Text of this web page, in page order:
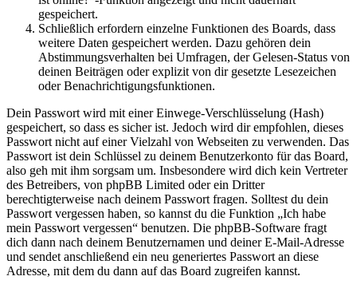
gespeichert.
Schließlich erfordern einzelne Funktionen des Boards, dass
weitere Daten gespeichert werden. Dazu gehören dein
Abstimmungsverhalten bei Umfragen, der Gelesen-Status von
deinen Beiträgen oder explizit von dir gesetzte Lesezeichen
oder Benachrichtigungsfunktionen.
Dein Passwort wird mit einer Einwege-Verschlüsselung (Hash)
gespeichert, so dass es sicher ist. Jedoch wird dir empfohlen, dieses
Passwort nicht auf einer Vielzahl von Webseiten zu verwenden. Das
Passwort ist dein Schlüssel zu deinem Benutzerkonto für das Board,
also geh mit ihm sorgsam um. Insbesondere wird dich kein Vertreter
des Betreibers, von phpBB Limited oder ein Dritter
berechtigterweise nach deinem Passwort fragen. Solltest du dein
Passwort vergessen haben, so kannst du die Funktion „Ich habe
mein Passwort vergessen“ benutzen. Die phpBB-Software fragt
dich dann nach deinem Benutzernamen und deiner E-Mail-Adresse
und sendet anschließend ein neu generiertes Passwort an diese
Adresse, mit dem du dann auf das Board zugreifen kannst.